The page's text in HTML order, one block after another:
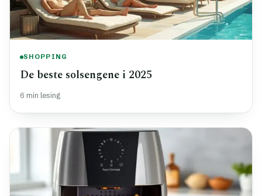
SHOPPING
De beste solsengene i 2025
6 min lesing